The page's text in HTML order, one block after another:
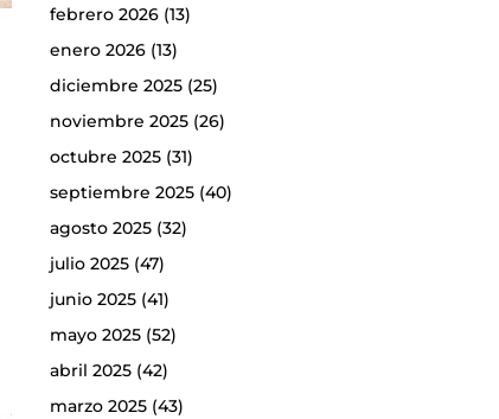
febrero 2026(13)
enero 2026(13)
diciembre 2025(25)
noviembre 2025(26)
octubre 2025(31)
septiembre 2025(40)
agosto 2025(32)
julio 2025(47)
junio 2025(41)
mayo 2025(52)
abril 2025(42)
marzo 2025(43)